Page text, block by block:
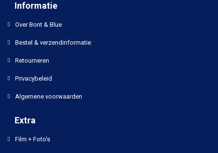
Informatie
Over Bont & Blue
Bestel & verzendinformatie
Retourneren
Privacybeleid
Algemene voorwaarden
Extra
Film + Foto's